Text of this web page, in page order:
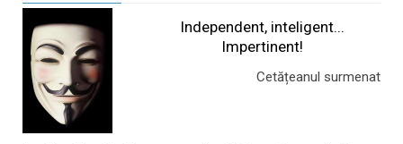
Independent, inteligent...
Impertinent!
Cetățeanul surmenat